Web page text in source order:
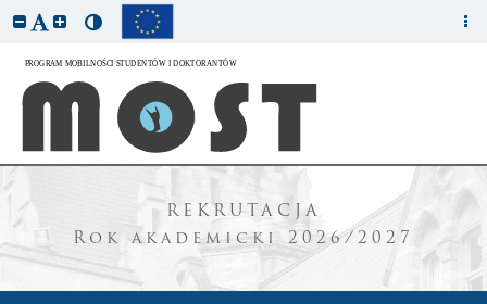
REKRUTACJA
Rok akademicki 2026/2027